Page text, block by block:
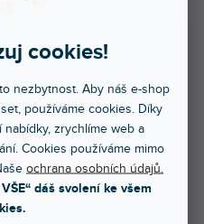
cookies!
nezbytnost. Aby náš e-shop
používáme cookies. Díky
zrychlíme web a
Cookies používáme mimo
ochrana osobních údajů.
dáš svolení ke všem
1 149 Kč/ ks
1 092 Kč
1 034 Kč/ ks